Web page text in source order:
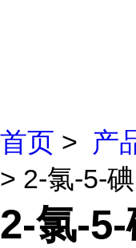
首页 > 产
> 2-氯-5-
2-氯-